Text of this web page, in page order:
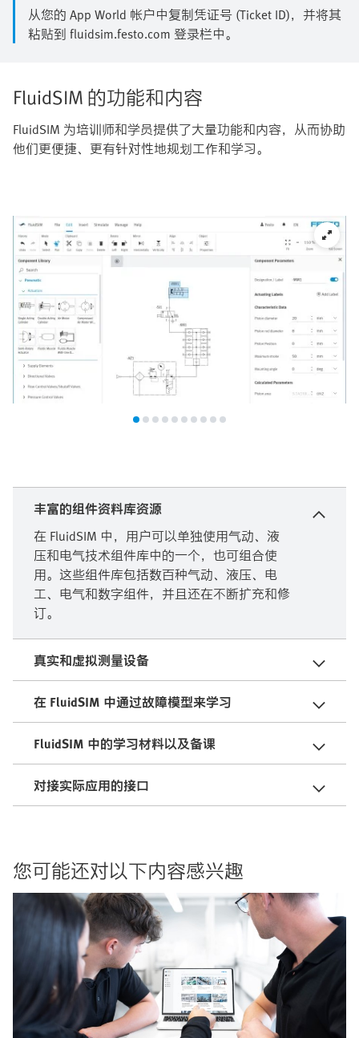
从您的 App World 帐户中复制凭证号 (Ticket ID)，并将其
粘贴到 fluidsim.festo.com 登录栏中。
FluidSIM 的功能和内容
FluidSIM 为培训师和学员提供了大量功能和内容，从而协助
他们更便捷、更有针对性地规划工作和学习。
丰富的组件资料库资源
在 FluidSIM 中，用户可以单独使用气动、液
压和电气技术组件库中的一个，也可组合使
用。这些组件库包括数百种气动、液压、电
工、电气和数字组件，并且还在不断扩充和修
订。
真实和虚拟测量设备
在 FluidSIM 中通过故障模型来学习
FluidSIM 中的学习材料以及备课
对接实际应用的接口
您可能还对以下内容感兴趣